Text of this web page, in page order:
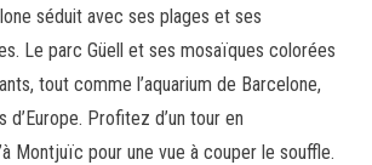
séduit avec ses plages et ses
Le parc Güell et ses mosaïques colorées
tout comme l’aquarium de Barcelone,
d’Europe. Profitez d’un tour en
Montjuïc pour une vue à couper le souffle.